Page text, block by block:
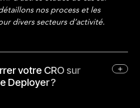
nos process et les
divers secteurs d’activité.
votre CRO sur
Deployer ?
+